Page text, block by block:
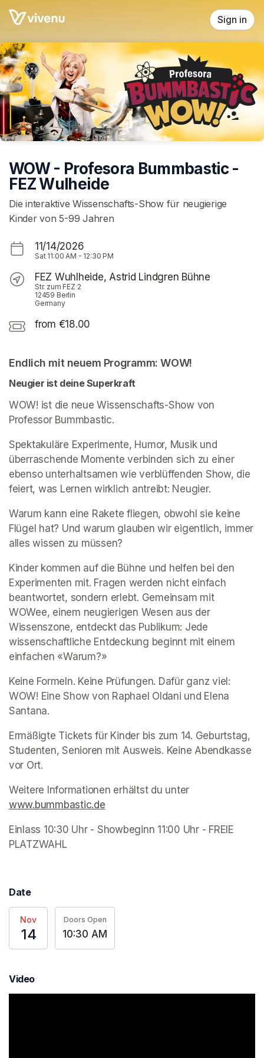
Skip header
Sign in
WOW - Profesora Bummbastic -
FEZ Wulheide
Die interaktive Wissenschafts-Show für neugierige
Kinder von 5-99 Jahren
11/14/2026
Sat 11:00 AM - 12:30 PM
FEZ Wuhlheide, Astrid Lindgren Bühne
Str. zum FEZ 2
12459 Berlin
Germany
from €18.00
Endlich mit neuem Programm: WOW!
Neugier ist deine Superkraft
WOW! ist die neue Wissenschafts-Show von
Professor Bummbastic.
Spektakuläre Experimente, Humor, Musik und
überraschende Momente verbinden sich zu einer
ebenso unterhaltsamen wie verblüffenden Show, die
feiert, was Lernen wirklich antreibt: Neugier.
Warum kann eine Rakete fliegen, obwohl sie keine
Flügel hat? Und warum glauben wir eigentlich, immer
alles wissen zu müssen?
Kinder kommen auf die Bühne und helfen bei den
Experimenten mit. Fragen werden nicht einfach
beantwortet, sondern erlebt. Gemeinsam mit
WOWee, einem neugierigen Wesen aus der
Wissenszone, entdeckt das Publikum: Jede
wissenschaftliche Entdeckung beginnt mit einem
einfachen «Warum?»
Keine Formeln. Keine Prüfungen. Dafür ganz viel:
WOW! Eine Show von Raphael Oldani und Elena
Santana.
Ermäßigte Tickets für Kinder bis zum 14. Geburtstag,
Studenten, Senioren mit Ausweis. Keine Abendkasse
vor Ort.
www.bummbastic.de
(opens in a new tab)
(opens in a new tab)
Einlass 10:30 Uhr - Showbeginn 11:00 Uhr - FREIE
PLATZWAHL(opens in a new tab)
Date
Nov
14
Doors Open
10:30 AM
Video